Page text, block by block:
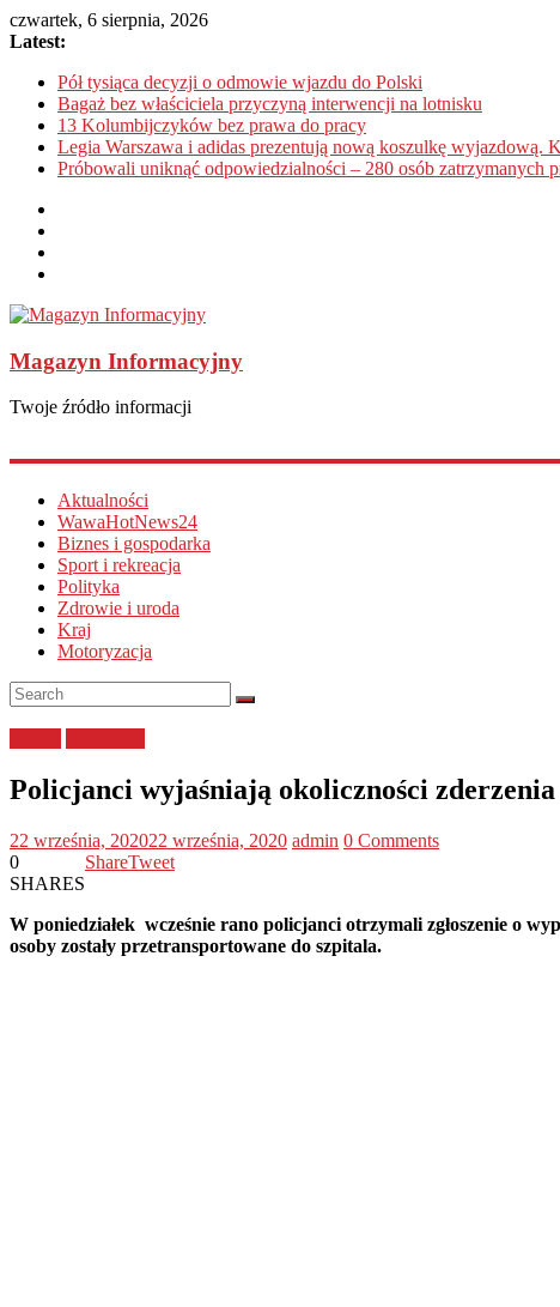
czwartek, 6 sierpnia, 2026
Latest:
Pół tysiąca decyzji o odmowie wjazdu do Polski
Bagaż bez właściciela przyczyną interwencji na lotnisku
13 Kolumbijczyków bez prawa do pracy
Legia Warszawa i adidas prezentują nową koszulkę wyjazdową.
Próbowali uniknąć odpowiedzialności – 280 osób zatrzymanych
Magazyn Informacyjny
Twoje źródło informacji
Aktualności
WawaHotNews24
Biznes i gospodarka
Sport i rekreacja
Polityka
Zdrowie i uroda
Kraj
Motoryzacja
Policjanci wyjaśniają okoliczności
22 września, 202022 września, 2020 admin 0 Comments
0
SHARES
ShareTweet
W poniedziałek wcześnie rano policjanci otrzymali zgłoszenie o
osoby zostały przetransportowane do szpitala.